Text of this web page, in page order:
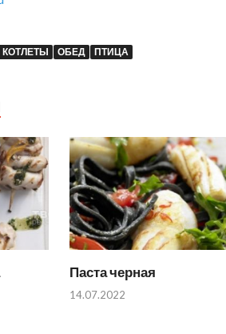
КОТЛЕТЫ ОБЕД ПТИЦА
Паста черная
14.07.2022